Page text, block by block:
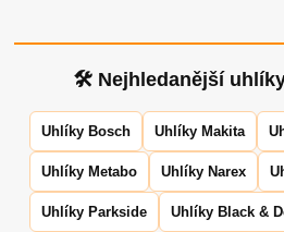
🛠 Nejhledanější
Uhlíky Bosch Uhlíky Makita
Uhlíky Metabo Uhlíky Narex
Uhlíky Parkside Uhlíky Black &